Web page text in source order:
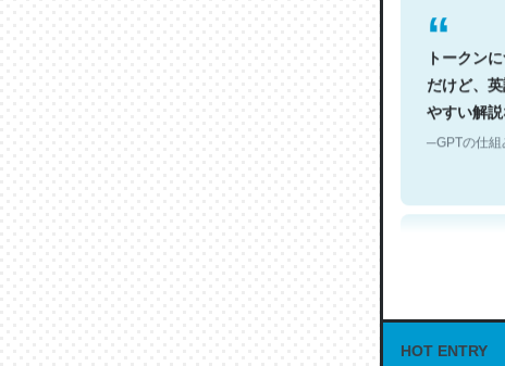
トークン
だけど、
やすい解
─GPTの仕組
─GPTの仕組
HOT ENTRY